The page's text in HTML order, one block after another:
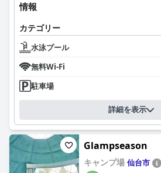
情報
カテゴリー
水泳プール
無料Wi-Fi
駐車場
詳細を表示
Glampseason
キャンプ場 仙台市